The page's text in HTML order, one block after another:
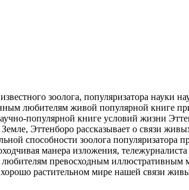
зоолога, популяризатора науки
любителям живой популярной книге
популярной книге условий жизни
Эттенборо рассказывает о связи
способности зоолога популяризатора
манера изложения,
превосходным иллюстративным
растительном мире нашей связи